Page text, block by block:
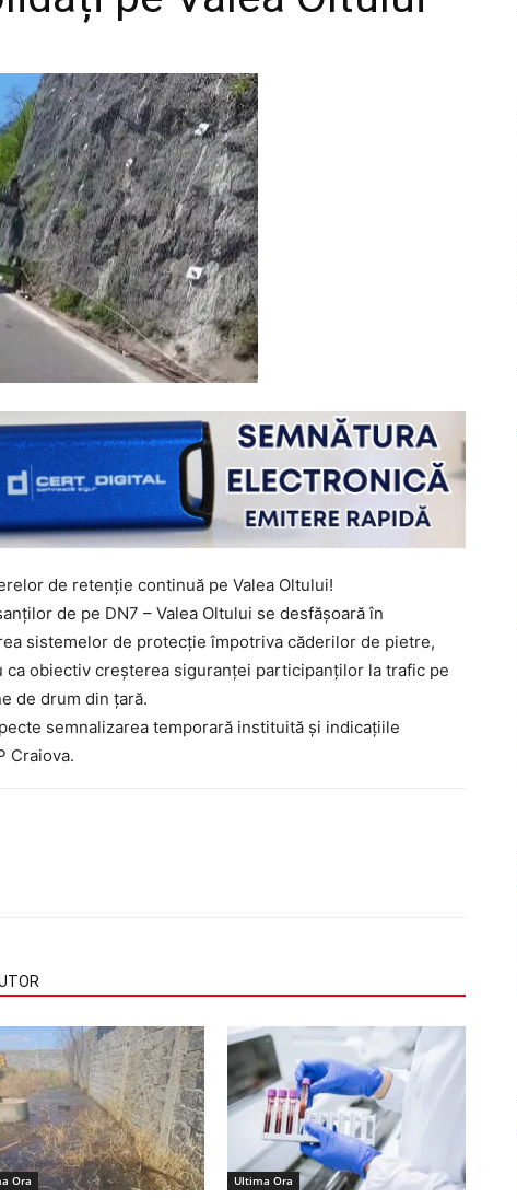
de retenție continuă pe Valea Oltului!
de pe DN7 – Valea Oltului se desfășoară în
sistemelor de protecție împotriva căderilor de pietre,
ca obiectiv creșterea siguranței participanților la trafic pe
de drum din țară.
semnalizarea temporară instituită și indicațiile
Craiova.
Ora Ultima Ora